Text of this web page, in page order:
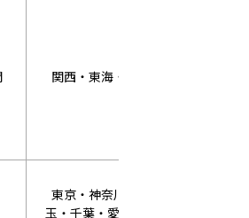
関西・東海・関東
東京・神奈川・埼
玉・千葉・愛知・岐